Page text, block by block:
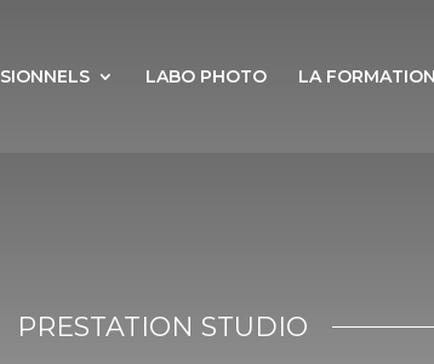
LABO PHOTO LA FORMATION
PRESTATION STUDIO